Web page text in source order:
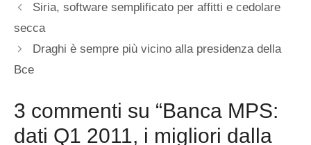
Siria, software semplificato per affitti e cedolare
secca
Draghi è sempre più vicino alla presidenza della
Bce
3 commenti su “Banca MPS:
dati Q1 2011, i migliori dalla